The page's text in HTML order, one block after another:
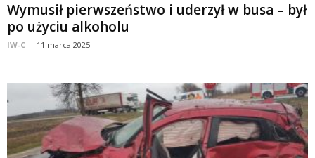
Wymusił pierwszeństwo i uderzył w busa – był
po użyciu alkoholu
IW-C - 11 marca 2025